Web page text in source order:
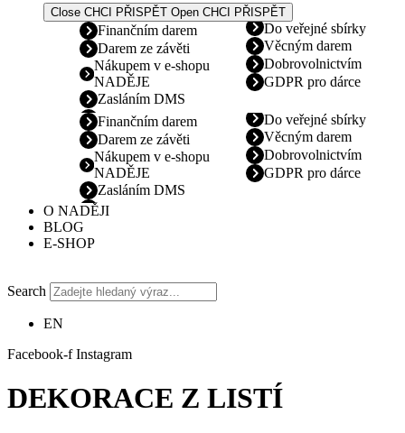
Close CHCI PŘISPĚT Open CHCI PŘISPĚT
Finančním darem
Darem ze závěti
Nákupem v e-shopu
NADĚJE
Zasláním DMS
Do veřejné sbírky
Věcným darem
Dobrovolnictvím
GDPR pro dárce
Finančním darem
Darem ze závěti
Nákupem v e-shopu
NADĚJE
Zasláním DMS
Do veřejné sbírky
Věcným darem
Dobrovolnictvím
GDPR pro dárce
O NADĚJI
BLOG
E-SHOP
Search
EN
Facebook-f Instagram
DEKORACE Z LISTÍ